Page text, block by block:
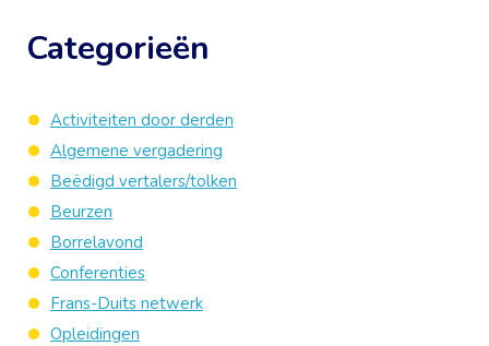
Categorieën
Activiteiten door derden
Algemene vergadering
Beëdigd vertalers/tolken
Beurzen
Borrelavond
Conferenties
Frans-Duits netwerk
Opleidingen